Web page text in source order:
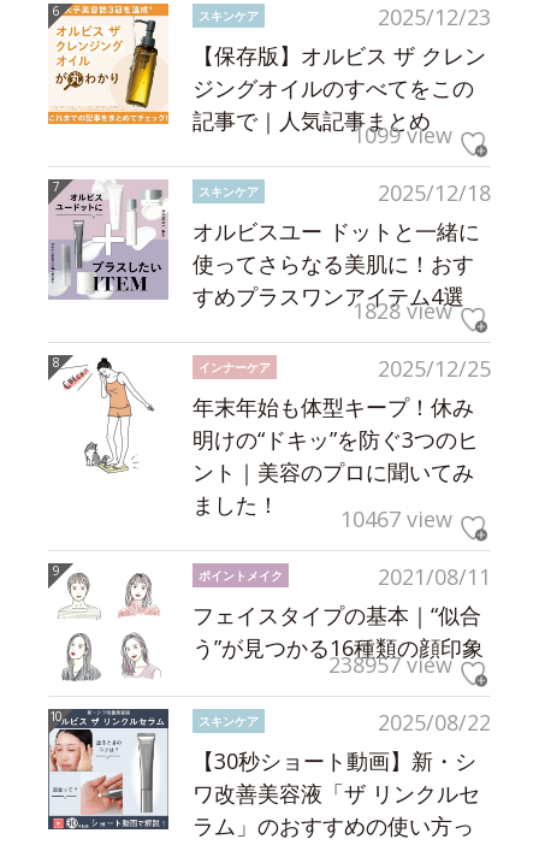
2025/12/23
スキンケア
【保存版】オルビス ザ クレン
ジングオイルのすべてをこの
記事で｜人気記事まとめ
1099 view
2025/12/18
スキンケア
オルビスユー ドットと一緒に
使ってさらなる美肌に！おす
すめプラスワンアイテム4選
1828 view
2025/12/25
インナーケア
年末年始も体型キープ！休み
明けの“ドキッ”を防ぐ3つのヒ
ント｜美容のプロに聞いてみ
ました！
10467 view
2021/08/11
ポイントメイク
フェイスタイプの基本｜“似合
う”が見つかる16種類の顔印象
238957 view
2025/08/22
スキンケア
【30秒ショート動画】新・シ
ワ改善美容液「ザ リンクルセ
ラム」のおすすめの使い方っ